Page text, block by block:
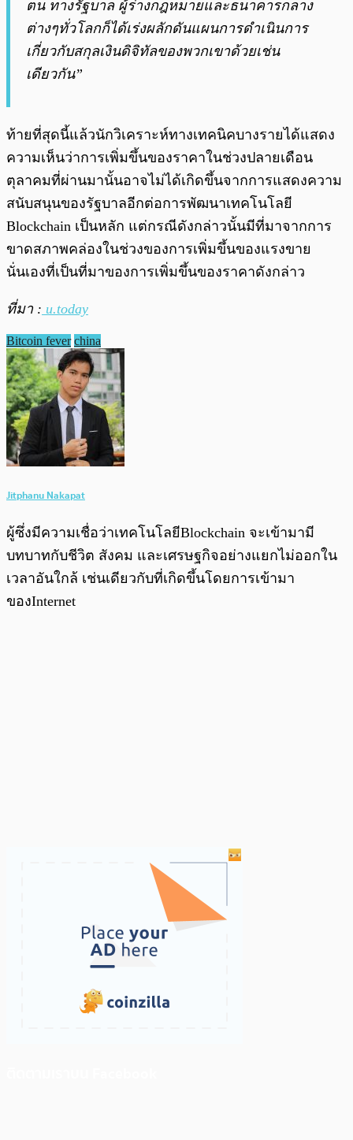
ตน ทางรัฐบาล ผู้ร่างกฎหมายและธนาคารกลาง
ต่างๆทั่วโลกก็ได้เร่งผลักดันแผนการดำเนินการ
เกี่ยวกับสกุลเงินดิจิทัลของพวกเขาด้วยเช่น
เดียวกัน”
ท้ายที่สุดนี้แล้วนักวิเคราะห์ทางเทคนิคบางรายได้แสดง
ความเห็นว่าการเพิ่มขึ้นของราคาในช่วงปลายเดือน
ตุลาคมที่ผ่านมานั้นอาจไม่ได้เกิดขึ้นจากการแสดงความ
สนับสนุนของรัฐบาลอีกต่อการพัฒนาเทคโนโลยี
Blockchain เป็นหลัก แต่กรณีดังกล่าวนั้นมีที่มาจากการ
ขาดสภาพคล่องในช่วงของการเพิ่มขึ้นของแรงขาย
นั่นเองที่เป็นที่มาของการเพิ่มขึ้นของราคาดังกล่าว
ที่มา : u.today
Bitcoin fever china
Jitphanu Nakapat
ผู้ซึ่งมีความเชื่อว่าเทคโนโลยีBlockchain จะเข้ามามี
บทบาทกับชีวิต สังคม และเศรษฐกิจอย่างแยกไม่ออกใน
เวลาอันใกล้ เช่นเดียวกับที่เกิดขึ้นโดยการเข้ามา
ของInternet